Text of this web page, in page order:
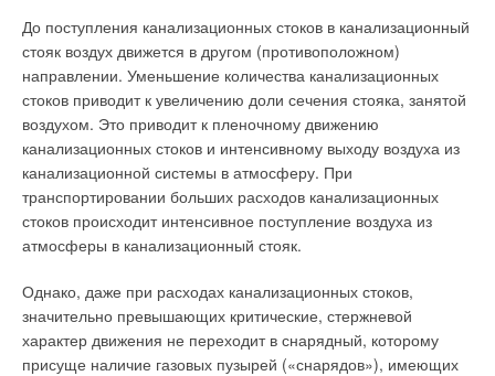
До поступления канализационных стоков в канализационный
стояк воздух движется в другом (противоположном)
направлении. Уменьшение количества канализационных
стоков приводит к увеличению доли сечения стояка, занятой
воздухом. Это приводит к пленочному движению
канализационных стоков и интенсивному выходу воздуха из
канализационной системы в атмосферу. При
транспортировании больших расходов канализационных
стоков происходит интенсивное поступление воздуха из
атмосферы в канализационный стояк.
Однако, даже при расходах канализационных стоков,
значительно превышающих критические, стержневой
характер движения не переходит в снарядный, которому
присуще наличие газовых пузырей («снарядов»), имеющих